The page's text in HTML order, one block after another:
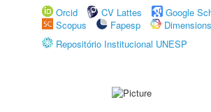
Orcid
CV Lattes
Google
Scopus
Fapesp
Dimensions
Repositório Institucional UNESP